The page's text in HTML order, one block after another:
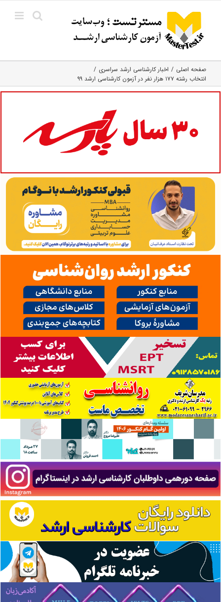
content
صفحه اصلی
اخبار کارشناسی ارشد سراسری
انتخاب رشته ۱۷۷ هزار نفر در آزمون کارشناسی ارشد ۹۹